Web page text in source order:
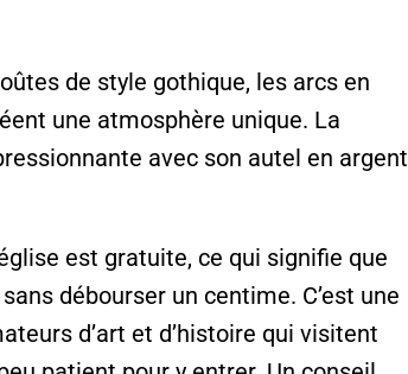
de style gothique, les arcs en
une atmosphère unique. La
avec son autel en argent
est gratuite, ce qui signifie que
débourser un centime. C’est une
d’art et d’histoire qui visitent